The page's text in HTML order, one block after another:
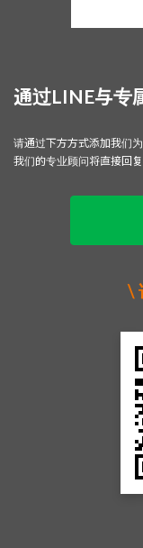
通过LINE与专
请通过下方方式添加我们
我们的专业顾问将直接回复
\